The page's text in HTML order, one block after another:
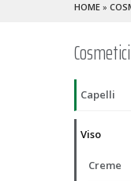
HOME»
Cosmetici
Capelli
Viso
Creme